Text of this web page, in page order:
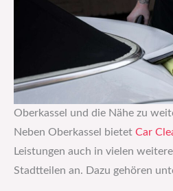
Oberkassel und die Nähe zu
Neben Oberkassel bietet Car
Leistungen auch in vielen
Stadtteilen an. Dazu gehören